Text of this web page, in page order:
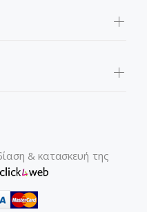
& κατασκευή της